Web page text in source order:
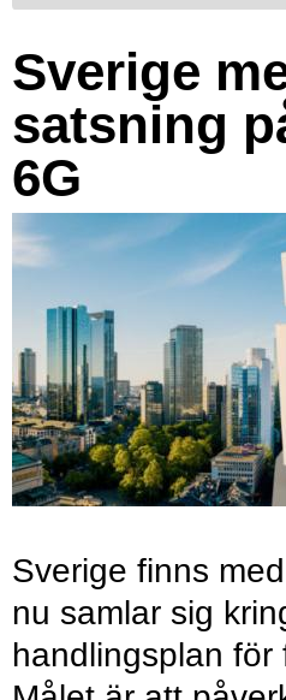
Sverige
satsning
6G
Sverige finns
nu samlar sig
handlingsplan